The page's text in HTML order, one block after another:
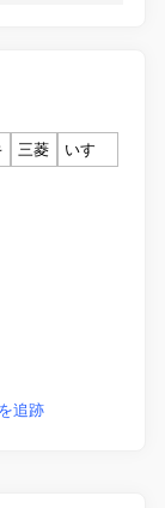
三菱
いすゞ
追跡